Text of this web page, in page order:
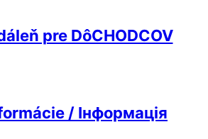
pre DôCHODCOV
/ Інформація